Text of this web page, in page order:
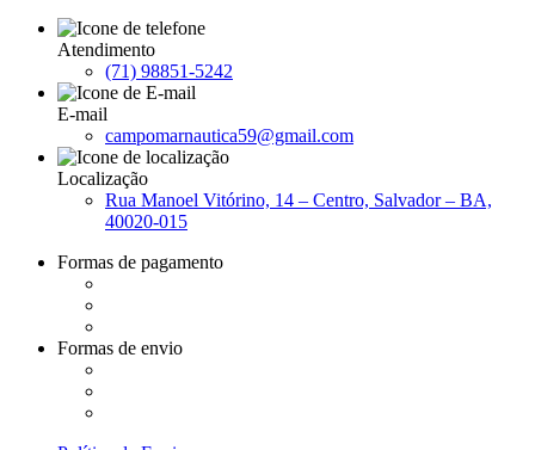
Atendimento
(71) 98851-5242
E-mail
campomarnautica59@gmail.com
Localização
Rua Manoel Vitórino, 14 – Centro, Salvador – BA,
40020-015
Formas de pagamento
Formas de envio